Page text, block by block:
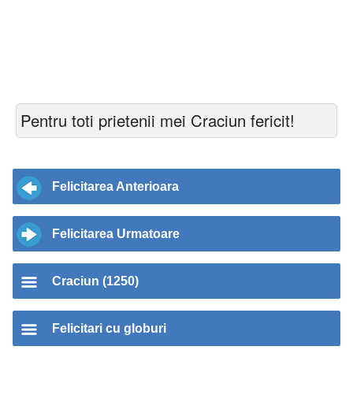
Pentru toti prietenii mei Craciun fericit!
Felicitarea Anterioara
Felicitarea Urmatoare
Craciun (1250)
Felicitari cu globuri